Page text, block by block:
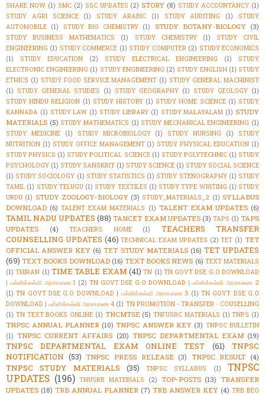
SHARE NOW (1) SMC (2) SSC UPDATES (2) STORY (8) STUDY ACCOUNTANCY (1)
STUDY AGRI SCIENCE
(1) STUDY ARABIC (1) STUDY AUDITING (1)
STUDY
AUTOMOBILE (1) STUDY BIO CHEMISTRY (1) STUDY BOTANY-BIOLOGY (3)
STUDY BUSINESS MATHEMATICS (1) STUDY CHEMISTRY (1)
STUDY CIVIL
ENGINEERING (1) STUDY COMMERCE (1) STUDY COMPUTER (2) STUDY ECONOMICS
(1)
STUDY EDUCATION (2) STUDY ELECTRICAL ENGINEERING (1)
STUDY
ELECTRONIC ENGINEERING (1) STUDY ENGINEERING (2) STUDY ENGLISH (1) STUDY
ETHICS (1) STUDY FOOD SERVICE MANAGEMENT (1) STUDY GENERAL MACHINIST
(1) STUDY GENERAL STUDIES (1) STUDY GEOGRAPHY (1) STUDY GEOLOGY (1)
STUDY HINDU RELIGION (1) STUDY HISTORY (1) STUDY HOME SCIENCE (1) STUDY
KANNADA (1) STUDY LAW (1) STUDY LIBRARY (1) STUDY MALAYALAM (1) STUDY
MATERIALS (5) STUDY MATHEMATICS (1) STUDY MECHANICAL ENGINEERING (1)
STUDY MEDICINE
(1) STUDY MICROBIOLOGY (1) STUDY NURSING (1)
STUDY
NUTRITION (1) STUDY OFFICE MANAGEMENT (1) STUDY PHYSICAL EDUCATION (1)
STUDY PHYSICS (1) STUDY POLITICAL SCIENCE (1) STUDY POLYTECHNIC (1) STUDY
PSYCHOLOGY (1) STUDY SANSKRIT (1) STUDY SCIENCE (1) STUDY SOCIAL SCIENCE
(1) STUDY SOCIOLOGY (1) STUDY STATISTICS (1) STUDY STENOGRAPHY (1) STUDY
TAMIL (1) STUDY TELUGU (1) STUDY TEXTILES (1) STUDY TYPE WRITING (1) STUDY
URDU (1) STUDY ZOOLOGY-BIOLOGY (3) STUDY_MATERIALS_2 (1) SYLLABUS
DOWNLOAD (6) TALENT EXAM MATERIALS (1) TALENT EXAM UPDATES (6)
TAMIL NADU UPDATES (88) TANCET EXAM UPDATES (3) TAPS (1) TAPS
UPDATES
(4) TEACHERS HOME (1)
TEACHERS TRANSFER
COUNSELLING UPDATES (46) TECHNICAL EXAM UPDATES (2) TET (1) TET
OFFICIAL ANSWER KEY (6) TET STUDY MATERIALS (16) TET UPDATES
(69) TEXT BOOKS DOWNLOAD (16) TEXT BOOKS NEWS (6) TEXT MATERIALS
(1) THIRAN (1) TIME TABLE EXAM (41) TN (1) TN GOVT DSE G.O DOWNLOAD
| பள்ளிக்கல்வி அரசாணை 1 (2) TN GOVT DSE G.O DOWNLOAD | பள்ளிக்கல்வி அரசாணை 2
(1) TN GOVT DSE G.O DOWNLOAD | பள்ளிக்கல்வி அரசாணை 3 (1) TN GOVT DSE G.O
DOWNLOAD | பள்ளிக்கல்வி அரசாணை 4 (1) TN PROMOTION - TRANSFER - COUSELLING
(1) TN TEXT BOOKS ONLINE (1) TNCMTSE (5) TNFUSRC MATERIALS (1) TNPS (1)
TNPSC ANNUAL PLANNER (10) TNPSC ANSWER KEY (3) TNPSC BULLETIN
(1) TNPSC CURRENT AFFAIRS (20) TNPSC DEPARTMENTAL EXAM (19)
TNPSC DEPARTMENTAL EXAM ONLINE TEST (61)
TNPSC
NOTIFICATION (53) TNPSC PRESS RELEASE (3) TNPSC RESULT (4)
TNPSC STUDY MATERIALS (35) TNPSC SYLLABUS (1)
TNPSC
UPDATES (196) TNUSRB MATERIALS (2) TOP-POSTS (13) TRANSFER
UPDATES (18) TRB ANNUAL PLANNER (7) TRB ANSWER KEY (4) TRB BEO